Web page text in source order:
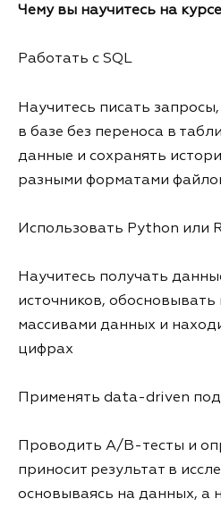
Чему вы научитесь на курсе
Работать с SQL
Научитесь писать
в базе без переноса в
данные и сохранять
разными форматами
Использовать Python или
Научитесь получать
источников,
массивами данных и
цифрах
Применять data-driven
Проводить A/B-тесты и
приносит результат в
основываясь на данных, а